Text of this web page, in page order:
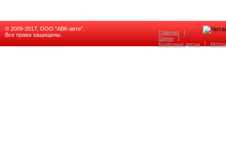
© 2009-2017, ООО "АВК-авто".
Все права защищены.
Главная
Шины
Колёсные диски